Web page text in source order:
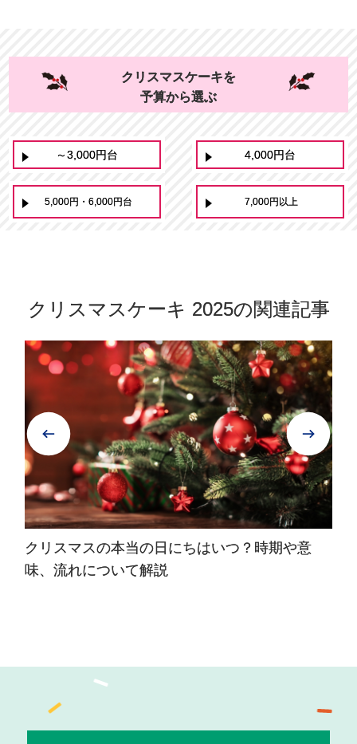
クリスマスケーキを
予算から選ぶ
～3,000円台 4,000円台
5,000円・6,000円台 7,000円以上
クリスマスケーキ 2025の関連記事
本当の日にちはいつ？時期や意
いて解説
アドベント